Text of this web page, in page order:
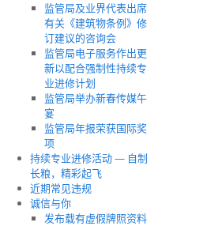
监管局及业界代表出席
有关《建筑物条例》修
订建议的咨询会
监管局电子服务作出更
新以配合强制性持续专
业进修计划
监管局举办新春传媒午
宴
监管局年报荣获国际奖
项
持续专业进修活动 — 自制
长粮，精彩起飞
近期常见违规
诚信与你
发布载有虚假牌照资料